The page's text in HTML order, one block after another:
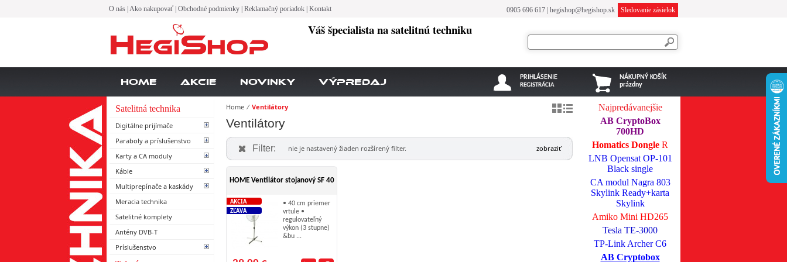
O nás Ako nakupovať Obchodné podmienky Reklamačný poriadok Kontakt 0905 696 617 hegishop@hegishop.sk Sledovanie zásielok
Váš špecialista na satelitnú techniku
Home Akcie Novinky Výpredaj
NÁKUPNÝ KOŠÍK
prázdny
PRIHLÁSENIE
REGISTRÁCIA
Satelitná technika
Digitálne prijímače
Paraboly a príslušenstvo
Karty a CA moduly
Káble
Multiprepínače a kaskády
Meracia technika
Satelitné komplety
Antény DVB-T
Príslušenstvo
Home ⁄ Ventilátory
Ventilátory
Filter: nie je nastavený žiaden rozšírený filter. zobraziť
HOME Ventilátor stojanový SF 40
AKCIA
ZĽAVA
• 40 cm priemer
vrtule •
regulovateľný
výkon (3 stupne)
&bu ...
Najpredávanejšie
AB CryptoBox
700HD
Homatics Dongle R
LNB Opensat OP-101
Black single
CA modul Nagra 803
Skylink Ready+karta
Skylink
Amiko Mini HD265
Tesla TE-3000
TP-Link Archer C6
AB Cryptobox